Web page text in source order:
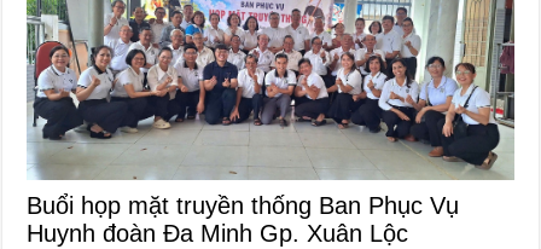
Buổi họp mặt truyền thống Ban Phục Vụ
Huynh đoàn Đa Minh Gp. Xuân Lộc